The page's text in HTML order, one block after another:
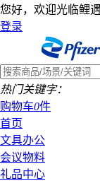
您好，欢迎光临鲤
登录
热门关键字：
购物车0件
首页
文具办公
会议物料
礼品中心